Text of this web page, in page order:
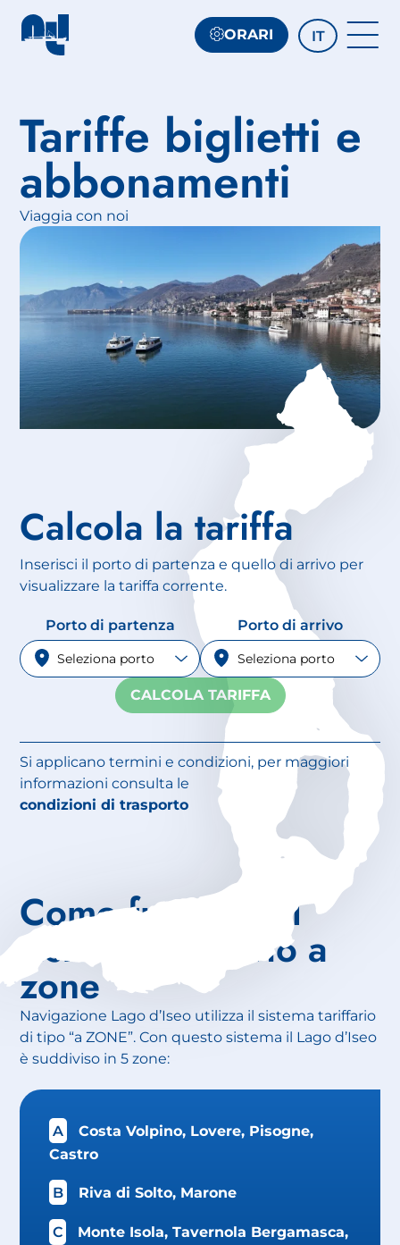
ORARI IT
Tariffe biglietti e
abbonamenti
Viaggia con noi
Calcola la tariffa
Inserisci il porto di partenza e quello di arrivo per
visualizzare la tariffa corrente.
Porto di partenza Porto di arrivo
CALCOLA TARIFFA
Si applicano termini e condizioni, per maggiori
informazioni consulta le
condizioni di trasporto
Come funziona il
sistema tariffario a
zone
Navigazione Lago d’Iseo utilizza il sistema tariffario
di tipo “a ZONE”. Con questo sistema il Lago d’Iseo
è suddiviso in 5 zone:
A
Costa Volpino, Lovere, Pisogne,
Castro
B Riva di Solto, Marone
C
Monte Isola, Tavernola Bergamasca,